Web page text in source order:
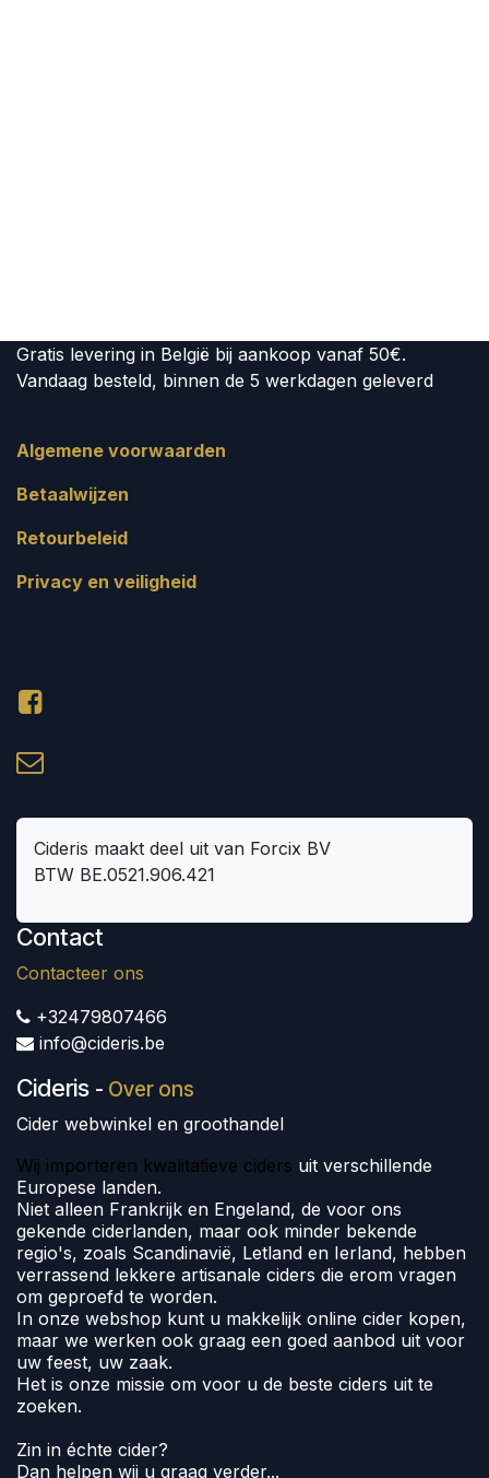
Gratis levering in België bij aankoop vanaf 50€.
Vandaag besteld, binnen de 5 werkdagen geleverd
Algemene voorwaarden
Betaalwijzen
Retourbeleid
Privacy en veiligheid
Cideris maakt deel uit van Forcix BV
BTW BE.0521.906.421
Contact
Contacteer ons
+32479807466
info@cideris.be
Cideris - Over ons
Cider webwinkel en groothandel
Wij importeren kwalitatieve ciders uit verschillende
Europese landen.
Niet alleen Frankrijk en Engeland, de voor ons
gekende ciderlanden, maar ook minder bekende
regio's, zoals Scandinavië, Letland en Ierland, hebben
verrassend lekkere artisanale ciders die erom vragen
om geproefd te worden.
In onze webshop kunt u makkelijk online cider kopen,
maar we werken ook graag een goed aanbod uit voor
uw feest, uw zaak.
Het is onze missie om voor u de beste ciders uit te
zoeken.
Zin in échte cider?
Dan helpen wij u graag verder...